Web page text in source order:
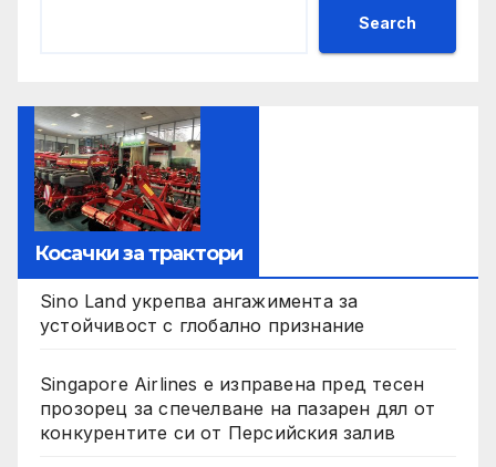
Search
Косачки за трактори
Sino Land укрепва ангажимента за
устойчивост с глобално признание
Singapore Airlines е изправена пред тесен
прозорец за спечелване на пазарен дял от
конкурентите си от Персийския залив